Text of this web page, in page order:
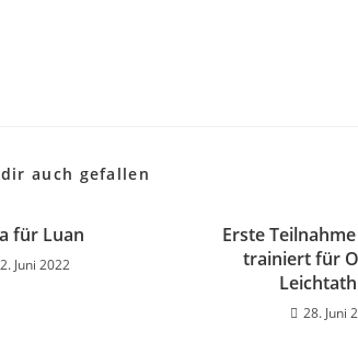
auch gefallen
für Luan
Juni 2022
Erste
trainiert für
28. Juni